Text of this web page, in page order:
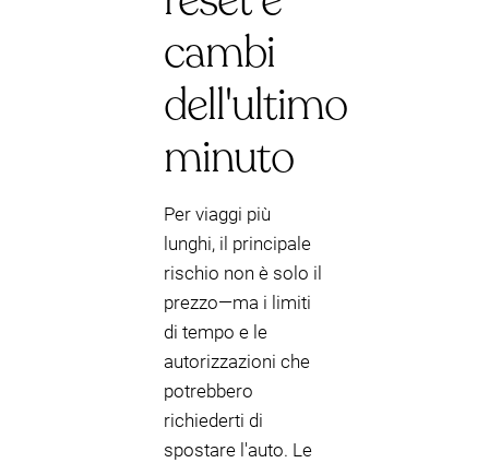
cambi
dell'ultimo
minuto
Per viaggi più
lunghi, il principale
rischio non è solo il
prezzo—ma i limiti
di tempo e le
autorizzazioni che
potrebbero
richiederti di
spostare l'auto. Le